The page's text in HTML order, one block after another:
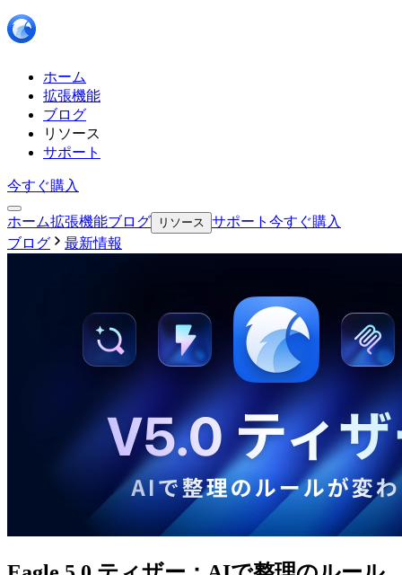
ホーム
拡張機能
ブログ
リソース
サポート
今すぐ購入
ホーム拡張機能ブログ リソース サポート 今すぐ購入
ブログ
最新情報